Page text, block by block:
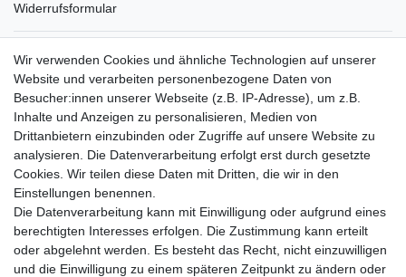
Widerrufsformular
Verpackungslizenz
bei der Landbell AG
Zahlungsarten
Vorabüberweisung
Rechnungskauf
Zahlung bei Abholung
PayPal (inkl. Kreditkarten)
Wir verwenden Cookies und ähnliche Technologien auf unserer
Website und verarbeiten personenbezogene Daten von
Besucher:innen unserer Webseite (z.B. IP-Adresse), um z.B.
Inhalte und Anzeigen zu personalisieren, Medien von
Drittanbietern einzubinden oder Zugriffe auf unsere Website zu
analysieren. Die Datenverarbeitung erfolgt erst durch gesetzte
Cookies. Wir teilen diese Daten mit Dritten, die wir in den
Einstellungen benennen.
Die Datenverarbeitung kann mit Einwilligung oder aufgrund eines
berechtigten Interesses erfolgen. Die Zustimmung kann erteilt
oder abgelehnt werden. Es besteht das Recht, nicht einzuwilligen
und die Einwilligung zu einem späteren Zeitpunkt zu ändern oder